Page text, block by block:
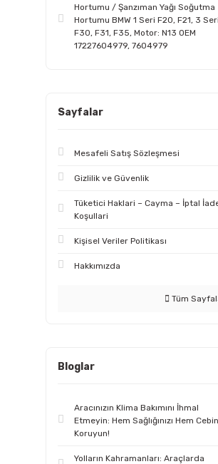
Hortumu / Şanzıman Yağı Soğutma
Hortumu BMW 1 Seri F20, F21, 3 Seri
F30, F31, F35, Motor: N13 OEM
17227604979, 7604979
Sayfalar
Mesafeli Satış Sözleşmesi
Gizlilik ve Güvenlik
Tüketici Haklari – Cayma – İptal
Koşullari
Kişisel Veriler Politikası
Hakkımızda
Tüm
Bloglar
Aracınızın Klima Bakımını İhmal
Etmeyin: Hem Sağlığınızı Hem
Koruyun!
Yolların Kahramanları: Araçlarda